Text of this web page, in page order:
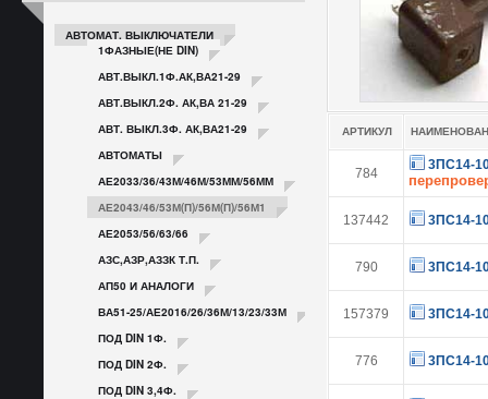
АВТОМАТ. ВЫКЛЮЧАТЕЛИ
1ФАЗНЫЕ(НЕ DIN)
АВТ.ВЫКЛ.1Ф.АК,ВА21-29
АВТ.ВЫКЛ.2Ф. АК,ВА 21-29
АВТ. ВЫКЛ.3Ф. АК,ВА21-29
АВТОМАТЫ
АЕ2033/36/43М/46М/53ММ/56ММ
АЕ2043/46/53М(П)/56М(П)/56М1
АЕ2053/56/63/66
АЗС,АЗР,АЗЗК Т.П.
АП50 И АНАЛОГИ
ВА51-25/АЕ2016/26/36М/13/23/33М
ПОД DIN 1Ф.
ПОД DIN 2Ф.
ПОД DIN 3,4Ф.
АРТИКУЛ
784
3ПС14-
137442 3ПС14-
790 3ПС14-
157379 3ПС14-
776 3ПС14-